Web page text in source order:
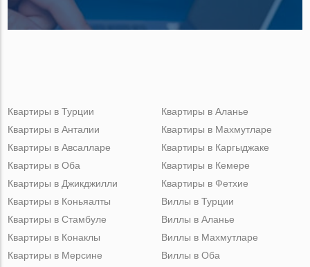
Квартиры в Турции
Квартиры в Анталии
Квартиры в Авсалларе
Квартиры в Оба
Квартиры в Джикджилли
Квартиры в Аланье
Квартиры в Махмутларе
Квартиры в Каргыджаке
Квартиры в Кемере
Квартиры в Фетхие
Квартиры в Коньяалты
Квартиры в Стамбуле
Квартиры в Конаклы
Квартиры в Мерсине
Виллы в Турции
Виллы в Аланье
Виллы в Махмутларе
Виллы в Оба